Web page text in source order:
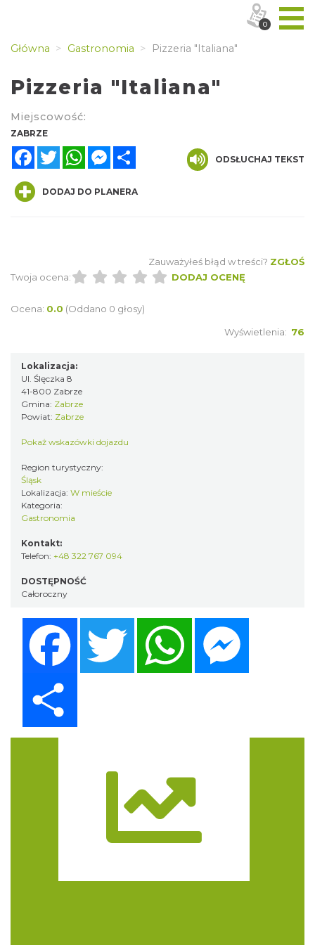
Główna Gastronomia Pizzeria "Italiana"
Pizzeria "Italiana"
Miejscowość:
ZABRZE
FacebookTwitterWhatsAppMessenger
ODSŁUCHAJ TEKST
DODAJ DO PLANERA
Zauważyłeś błąd w treści? ZGŁOŚ
Twoja ocena:
DODAJ OCENĘ
Ocena: 0.0 (Oddano 0 głosy)
Wyświetlenia: 76
Lokalizacja:
Ul. Ślęczka 8
41-800 Zabrze
Gmina: Zabrze
Powiat: Zabrze
Pokaż wskazówki dojazdu
Region turystyczny:
Śląsk
Lokalizacja: W mieście
Kategoria:
Gastronomia
Kontakt:
Telefon: +48 322 767 094
DOSTĘPNOŚĆ
Całoroczny
Twitter WhatsApp
0